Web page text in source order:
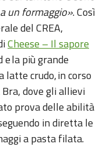
un formaggio». Così
del CREA,
Cheese – Il sapore
e la più grande
latte crudo, in corso
dove gli allievi
prova delle abilità
in diretta le
a pasta filata.